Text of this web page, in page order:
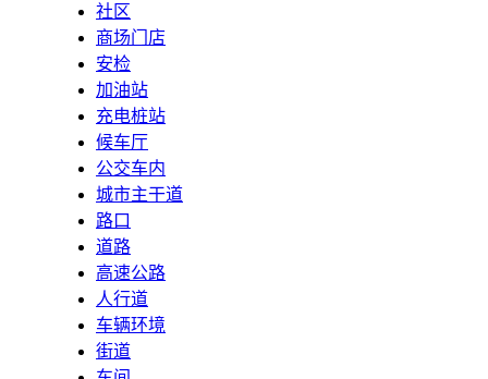
社区
商场门店
安检
加油站
充电桩站
候车厅
公交车内
城市主干道
路口
道路
高速公路
人行道
车辆环境
街道